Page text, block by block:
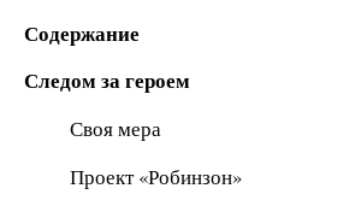
Содержание
Следом за героем
Своя мера
Проект «Робинзон»